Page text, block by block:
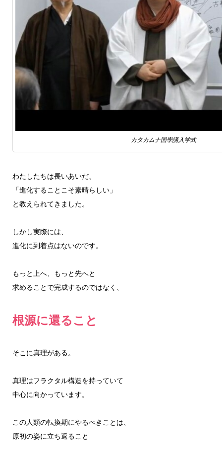
カタカムナ国學講入学式
わたしたちは長いあいだ、
「進化することこそ素晴らしい」
と教えられてきました。
しかし実際には、
進化に到着点はないのです。
もっと上へ、もっと先へと
求めることで完成するのではなく、
根源に還ること
そこに真理がある。
真理はフラクタル構造を持っていて
中心に向かっています。
この人類の転換期にやるべきことは、
原初の姿に立ち返ること